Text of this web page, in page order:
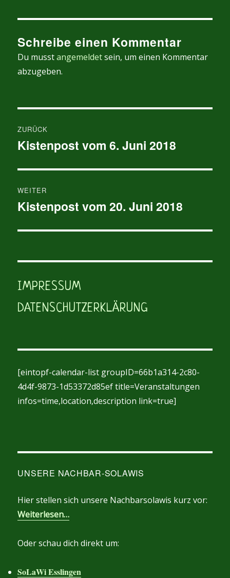
Schreibe einen Kommentar
Du musstangemeldetsein, um einen Kommentar
abzugeben.
Beitragsnavigation
ZURÜCK
Vorheriger
Kistenpost vom 6. Juni 2018
WEITER
Nächster
Kistenpost vom 20. Juni 2018
IMPRESSUM
DATENSCHUTZERKLÄRUNG
[eintopf-calendar-list groupID=66b1a314-2c80-
4d4f-9873-1d53372d85ef title=Veranstaltungen
infos=time,location,description link=true]
UNSERE NACHBAR-SOLAWIS
Hier stellen sich unsere Nachbarsolawis kurz vor:
Weiterlesen…
Oder schau dich direkt um:
SoLaWi Esslingen